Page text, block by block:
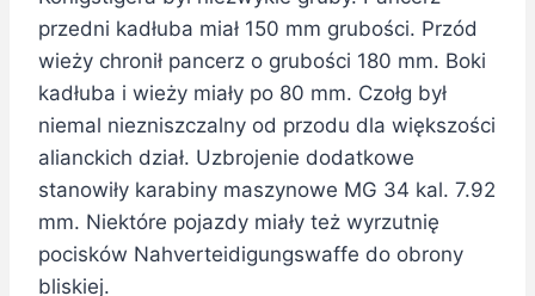
przedni kadłuba miał 150 mm grubości. Przód
wieży chronił pancerz o grubości 180 mm. Boki
kadłuba i wieży miały po 80 mm. Czołg był
niemal niezniszczalny od przodu dla większości
alianckich dział. Uzbrojenie dodatkowe
stanowiły karabiny maszynowe MG 34 kal. 7.92
mm. Niektóre pojazdy miały też wyrzutnię
pocisków Nahverteidigungswaffe do obrony
bliskiej.